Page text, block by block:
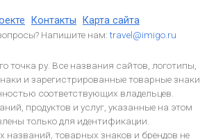
Контакты Карта сайта
Напишите нам:travel@imigo.ru
точка ру. Все названия сайтов, логотипы,
и зарегистрированные товарные знаки
соответствующих владельцев.
продуктов и услуг, указанные на этом
только для идентификации.
названий, товарных знаков и брендов не